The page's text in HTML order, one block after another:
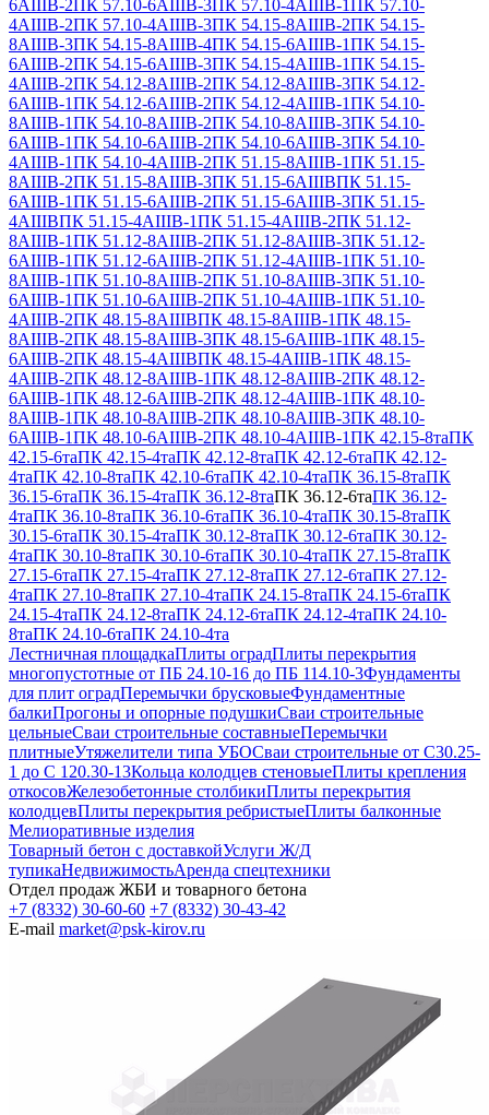
6АIIIВ-2 ПК 57.10-6АIIIВ-3 ПК 57.10-4АIIIВ-1
ПК 57.10-
4АIIIВ-2ПК 57.10-4АIIIВ-3ПК 54.15-8АIIIВ-2ПК 54.15-
8АIIIВ-3ПК 54.15-8АIIIВ-4ПК 54.15-6АIIIВ-1ПК 54.15-
6АIIIВ-2ПК 54.15-6АIIIВ-3ПК 54.15-4АIIIВ-1ПК 54.15-
4АIIIВ-2ПК 54.12-8АIIIВ-2ПК 54.12-8АIIIВ-3ПК 54.12-
6АIIIВ-1ПК 54.12-6АIIIВ-2ПК 54.12-4АIIIВ-1ПК 54.10-
8АIIIВ-1ПК 54.10-8АIIIВ-2ПК 54.10-8АIIIВ-3ПК 54.10-
6АIIIВ-1ПК 54.10-6АIIIВ-2ПК 54.10-6АIIIВ-3ПК 54.10-
4АIIIВ-1ПК 54.10-4АIIIВ-2ПК 51.15-8АIIIВ-1ПК 51.15-
8АIIIВ-2ПК 51.15-8АIIIВ-3ПК 51.15-6АIIIВПК 51.15-
6АIIIВ-1ПК 51.15-6АIIIВ-2ПК 51.15-6АIIIВ-3ПК 51.15-
4АIIIВПК 51.15-4АIIIВ-1ПК 51.15-4АIIIВ-2ПК 51.12-
8АIIIВ-1ПК 51.12-8АIIIВ-2ПК 51.12-8АIIIВ-3ПК 51.12-
6АIIIВ-1ПК 51.12-6АIIIВ-2ПК 51.12-4АIIIВ-1ПК 51.10-
8АIIIВ-1ПК 51.10-8АIIIВ-2ПК 51.10-8АIIIВ-3ПК 51.10-
6АIIIВ-1ПК 51.10-6АIIIВ-2ПК 51.10-4АIIIВ-1ПК 51.10-
4АIIIВ-2ПК 48.15-8АIIIВПК 48.15-8АIIIВ-1ПК 48.15-
8АIIIВ-2ПК 48.15-8АIIIВ-3ПК 48.15-6АIIIВ-1ПК 48.15-
6АIIIВ-2ПК 48.15-4АIIIВПК 48.15-4АIIIВ-1ПК 48.15-
4АIIIВ-2ПК 48.12-8АIIIВ-1ПК 48.12-8АIIIВ-2ПК 48.12-
6АIIIВ-1ПК 48.12-6АIIIВ-2ПК 48.12-4АIIIВ-1ПК 48.10-
8АIIIВ-1ПК 48.10-8АIIIВ-2ПК 48.10-8АIIIВ-3ПК 48.10-
6АIIIВ-1ПК 48.10-6АIIIВ-2ПК 48.10-4АIIIВ-1ПК 42.15-8таПК
42.15-6таПК 42.15-4таПК 42.12-8таПК 42.12-6таПК 42.12-
4таПК 42.10-8таПК 42.10-6таПК 42.10-4таПК 36.15-8таПК
36.15-6таПК 36.15-4таПК 36.12-8таПК 36.12-6таПК 36.12-
4таПК 36.10-8таПК 36.10-6таПК 36.10-4таПК 30.15-8таПК
30.15-6таПК 30.15-4таПК 30.12-8таПК 30.12-6таПК 30.12-
4таПК 30.10-8таПК 30.10-6таПК 30.10-4таПК 27.15-8таПК
27.15-6таПК 27.15-4таПК 27.12-8таПК 27.12-6таПК 27.12-
4таПК 27.10-8таПК 27.10-4таПК 24.15-8таПК 24.15-6таПК
24.15-4таПК 24.12-8таПК 24.12-6таПК 24.12-4таПК 24.10-
8таПК 24.10-6таПК 24.10-4та
Лестничная площадкаПлиты оградПлиты перекрытия
многопустотные от ПБ 24.10-16 до ПБ 114.10-3Фундаменты
для плит оградПеремычки брусковыеФундаментные
балкиПрогоны и опорные подушкиСваи строительные
цельныеСваи строительные составныеПеремычки
плитныеУтяжелители типа УБОСваи строительные от С30.25-
1 до С 120.30-13Кольца колодцев стеновыеПлиты крепления
откосовЖелезобетонные столбикиПлиты перекрытия
колодцевПлиты перекрытия ребристыеПлиты балконные
Мелиоративные изделия
Товарный бетон с доставкойУслуги Ж/Д
тупикаНедвижимостьАренда спецтехники
Отдел продаж ЖБИ и товарного бетона
+7 (8332) 30-60-60 +7 (8332) 30-43-42
E-mail market@psk-kirov.ru